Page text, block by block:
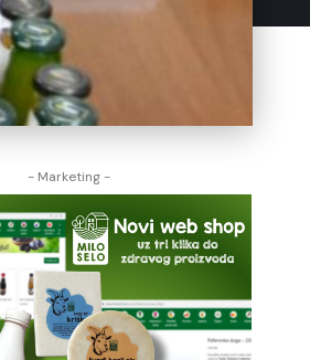
- Marketing -